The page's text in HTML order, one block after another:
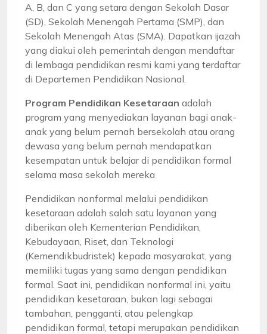
A, B, dan C yang setara dengan Sekolah Dasar
(SD), Sekolah Menengah Pertama (SMP), dan
Sekolah Menengah Atas (SMA). Dapatkan ijazah
yang diakui oleh pemerintah dengan mendaftar
di lembaga pendidikan resmi kami yang terdaftar
di Departemen Pendidikan Nasional.
Program Pendidikan Kesetaraan adalah
program yang menyediakan layanan bagi anak-
anak yang belum pernah bersekolah atau orang
dewasa yang belum pernah mendapatkan
kesempatan untuk belajar di pendidikan formal
selama masa sekolah mereka
Pendidikan nonformal melalui pendidikan
kesetaraan adalah salah satu layanan yang
diberikan oleh Kementerian Pendidikan,
Kebudayaan, Riset, dan Teknologi
(Kemendikbudristek) kepada masyarakat, yang
memiliki tugas yang sama dengan pendidikan
formal. Saat ini, pendidikan nonformal ini, yaitu
pendidikan kesetaraan, bukan lagi sebagai
tambahan, pengganti, atau pelengkap
pendidikan formal, tetapi merupakan pendidikan